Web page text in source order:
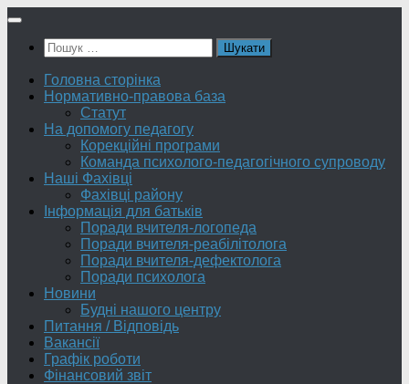
Skip
contentПошук:
Головна сторінка
Нормативно-правова база
Статут
На допомогу педагогу
Корекційні програми
Команда психолого-педагогічного супроводу
Наші Фахівці
Фахівці району
Інформація для батьків
Поради вчителя-логопеда
Поради вчителя-реабілітолога
Поради вчителя-дефектолога
Поради психолога
Новини
Будні нашого центру
Питання / Відповідь
Вакансії
Графік роботи
Фінансовий звіт